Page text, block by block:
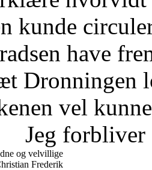
kunde
have
Dronningen
vel
Jeg forbliver
og velvillige
Frederik